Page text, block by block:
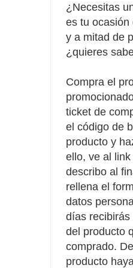
Compra 5€ en
¿Necesitas
es tu ocasión
y a mitad de
¿quieres
Compra el
ticket de
el código de
producto y
ello, ve al
describo al
rellena el
datos
días
del producto
comprado.
producto